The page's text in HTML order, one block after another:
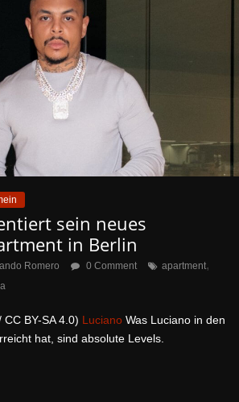
sein neues
in Berlin
Romero 0 Comment apartment,
BY-SA 4.0) Luciano Was Luciano in den
hat, sind absolute Levels.